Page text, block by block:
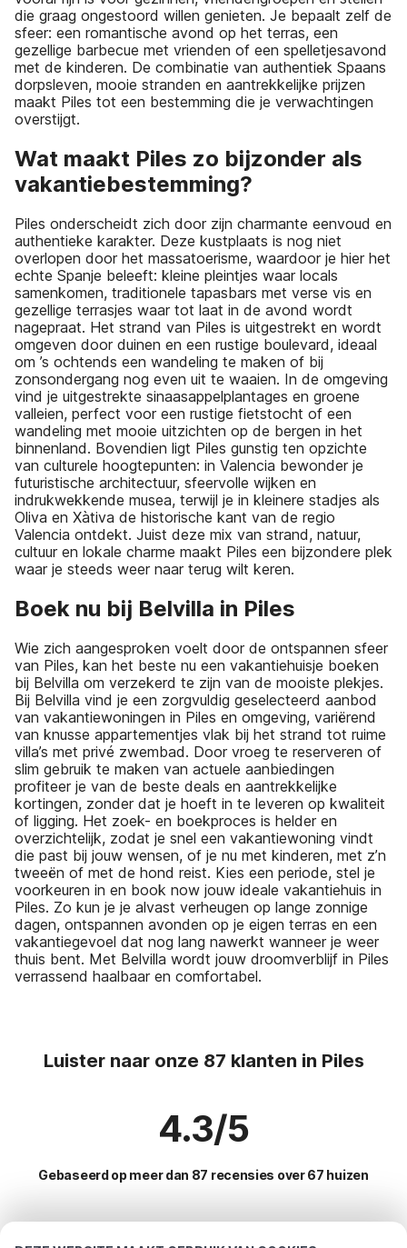
die graag ongestoord willen genieten. Je bepaalt zelf de
sfeer: een romantische avond op het terras, een
gezellige barbecue met vrienden of een spelletjesavond
met de kinderen. De combinatie van authentiek Spaans
dorpsleven, mooie stranden en aantrekkelijke prijzen
maakt Piles tot een bestemming die je verwachtingen
overstijgt.
Wat maakt Piles zo bijzonder als
vakantiebestemming?
Piles onderscheidt zich door zijn charmante eenvoud en
authentieke karakter. Deze kustplaats is nog niet
overlopen door het massatoerisme, waardoor je hier het
echte Spanje beleeft: kleine pleintjes waar locals
samenkomen, traditionele tapasbars met verse vis en
gezellige terrasjes waar tot laat in de avond wordt
nagepraat. Het strand van Piles is uitgestrekt en wordt
omgeven door duinen en een rustige boulevard, ideaal
om ’s ochtends een wandeling te maken of bij
zonsondergang nog even uit te waaien. In de omgeving
vind je uitgestrekte sinaasappelplantages en groene
valleien, perfect voor een rustige fietstocht of een
wandeling met mooie uitzichten op de bergen in het
binnenland. Bovendien ligt Piles gunstig ten opzichte
van culturele hoogtepunten: in Valencia bewonder je
futuristische architectuur, sfeervolle wijken en
indrukwekkende musea, terwijl je in kleinere stadjes als
Oliva en Xàtiva de historische kant van de regio
Valencia ontdekt. Juist deze mix van strand, natuur,
cultuur en lokale charme maakt Piles een bijzondere plek
waar je steeds weer naar terug wilt keren.
Boek nu bij Belvilla in Piles
Wie zich aangesproken voelt door de ontspannen sfeer
van Piles, kan het beste nu een vakantiehuisje boeken
bij Belvilla om verzekerd te zijn van de mooiste plekjes.
Bij Belvilla vind je een zorgvuldig geselecteerd aanbod
van vakantiewoningen in Piles en omgeving, variërend
van knusse appartementjes vlak bij het strand tot ruime
villa’s met privé zwembad. Door vroeg te reserveren of
slim gebruik te maken van actuele aanbiedingen
profiteer je van de beste deals en aantrekkelijke
kortingen, zonder dat je hoeft in te leveren op kwaliteit
of ligging. Het zoek- en boekproces is helder en
overzichtelijk, zodat je snel een vakantiewoning vindt
die past bij jouw wensen, of je nu met kinderen, met z’n
tweeën of met de hond reist. Kies een periode, stel je
voorkeuren in en book now jouw ideale vakantiehuis in
Piles. Zo kun je je alvast verheugen op lange zonnige
dagen, ontspannen avonden op je eigen terras en een
vakantiegevoel dat nog lang nawerkt wanneer je weer
thuis bent. Met Belvilla wordt jouw droomverblijf in Piles
verrassend haalbaar en comfortabel.
Luister naar onze 87 klanten in Piles
4.3/5
Gebaseerd op meer dan 87 recensies over 67 huizen